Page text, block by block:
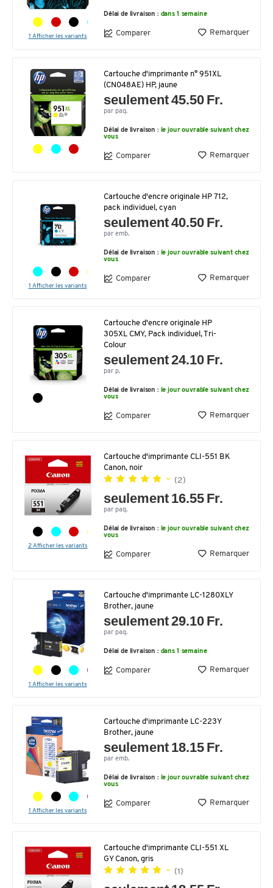
1 Afficher les variants
Délai de livraison : dans 1 semaine
Comparer Remarquer
Cartouche d'imprimante n° 951XL
(CN048AE) HP, jaune
seulement 45.50 Fr.
par paq.
Délai de livraison : le jour ouvrable suivant chez
vous
Comparer Remarquer
1 Afficher les variants
Cartouche d'encre originale HP 712,
pack individuel, cyan
seulement 40.50 Fr.
par emb.
Délai de livraison : le jour ouvrable suivant chez
vous
Comparer Remarquer
Cartouche d'encre originale HP
305XL CMY, Pack individuel, Tri-
Colour
seulement 24.10 Fr.
par p.
Délai de livraison : le jour ouvrable suivant chez
vous
Comparer Remarquer
2 Afficher les variants
Cartouche d'imprimante CLI-551 BK
Canon, noir
(2)
seulement 16.55 Fr.
par paq.
Délai de livraison : le jour ouvrable suivant chez
vous
Comparer Remarquer
1 Afficher les variants
Cartouche d'imprimante LC-1280XLY
Brother, jaune
seulement 29.10 Fr.
par paq.
Délai de livraison : dans 1 semaine
Comparer Remarquer
1 Afficher les variants
Cartouche d'imprimante LC-223Y
Brother, jaune
seulement 18.15 Fr.
par emb.
Délai de livraison : le jour ouvrable suivant chez
vous
Comparer Remarquer
Cartouche d'imprimante CLI-551 XL
GY Canon, gris
(1)